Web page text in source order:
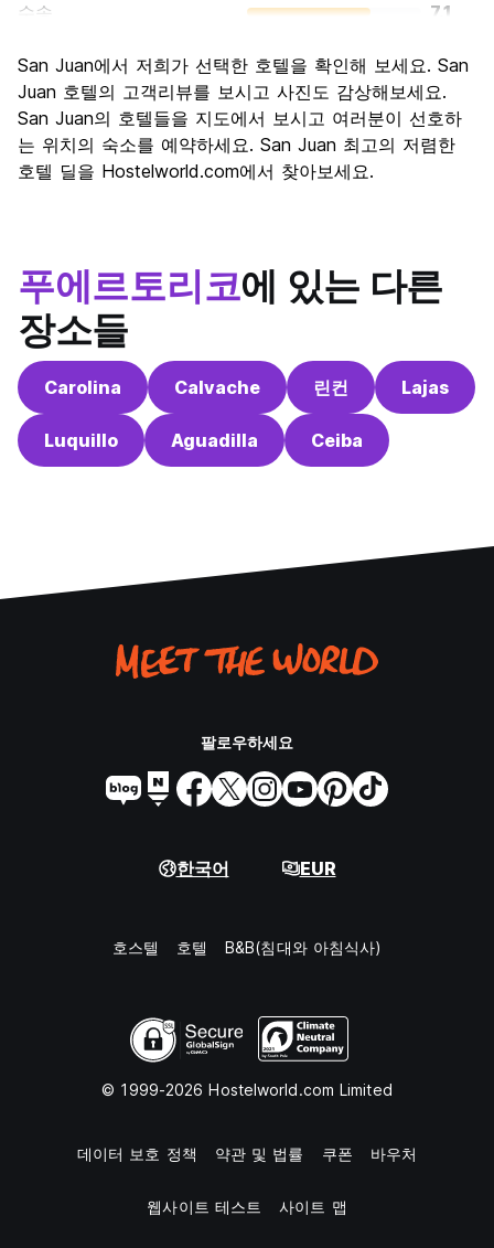
수송
7.1
문화
8.8
나이트 라이프
8.2
가격 대비 만족도
8.1
San Juan에서 저희가 선택한 호텔을 확인해 보세요. San
Juan 호텔의 고객리뷰를 보시고 사진도 감상해보세요.
San Juan의 호텔들을 지도에서 보시고 여러분이 선호하
는 위치의 숙소를 예약하세요. San Juan 최고의 저렴한
호텔 딜을 Hostelworld.com에서 찾아보세요.
푸에르토리코에 있는 다른
장소들
Carolina Calvache 린컨 Lajas
Luquillo Aguadilla Ceiba
팔로우하세요
한국어 EUR
호스텔 호텔 B&B(침대와 아침식사)
© 1999-2026 Hostelworld.com Limited
데이터 보호 정책 약관 및 법률 쿠폰 바우처
웹사이트 테스트 사이트 맵